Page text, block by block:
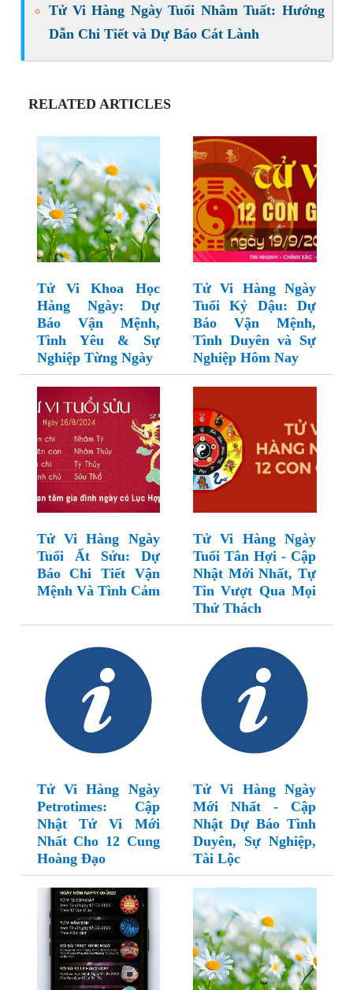
Tử Vi Hàng Ngày Tuổi Nhâm Tuất: Hướng
Dẫn Chi Tiết và Dự Báo Cát Lành
RELATED ARTICLES
Tử Vi Khoa Học
Hàng Ngày: Dự
Báo Vận Mệnh,
Tình Yêu & Sự
Nghiệp Từng Ngày
Tử Vi Hàng Ngày
Tuổi Kỷ Dậu: Dự
Báo Vận Mệnh,
Tình Duyên và Sự
Nghiệp Hôm Nay
Tử Vi Hàng Ngày
Tuổi Ất Sửu: Dự
Báo Chi Tiết Vận
Mệnh Và Tình Cảm
Tử Vi Hàng Ngày
Tuổi Tân Hợi - Cập
Nhật Mới Nhất, Tự
Tin Vượt Qua Mọi
Thử Thách
Tử Vi Hàng Ngày
Petrotimes: Cập
Nhật Tử Vi Mới
Nhất Cho 12 Cung
Hoàng Đạo
Tử Vi Hàng Ngày
Mới Nhất - Cập
Nhật Dự Báo Tình
Duyên, Sự Nghiệp,
Tài Lộc